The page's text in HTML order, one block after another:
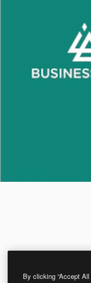
By clicking “Accept